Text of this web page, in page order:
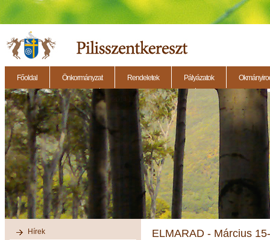
Főoldal Önkormányzat Rendeletek Pályázatok
2014.11.27. - Testületi ülés 2014.12.28. - Testületi ülés 2014.11.13. - Testületi
Hírek
ELMARAD - Március